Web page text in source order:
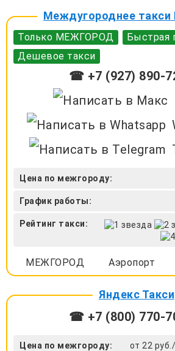
Междугороднее
Только МЕЖГОРОД
Быстрая
Дешевое такси
☎ +7 (927) 890-
Цена по межгороду:
График работы:
Рейтинг такси:
МЕЖГОРОД Аэропорт
Яндекс Такси
☎ +7 (800) 770-
Цена по межгороду: от 22